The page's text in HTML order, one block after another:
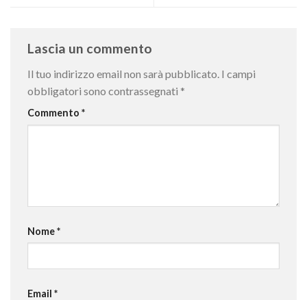
Lascia un commento
Il tuo indirizzo email non sarà pubblicato. I campi
obbligatori sono contrassegnati *
Commento *
Nome*
Email *